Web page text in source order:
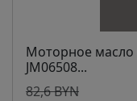
Моторное масло
JM06508...
82,6 BYN